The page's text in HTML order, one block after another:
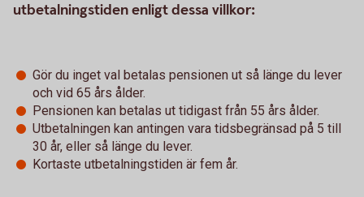
utbetalningstiden enligt dessa villkor:
Gör du inget val betalas pensionen ut så länge du lever
och vid 65 års ålder.
Pensionen kan betalas ut tidigast från 55 års ålder.
Utbetalningen kan antingen vara tidsbegränsad på 5 till
30 år, eller så länge du lever.
Kortaste utbetalningstiden är fem år.